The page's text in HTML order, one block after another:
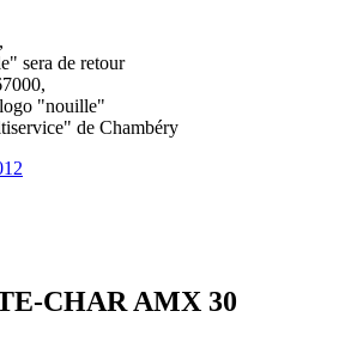
sera de retour
"nouille"
de Chambéry
CHAR AMX 30